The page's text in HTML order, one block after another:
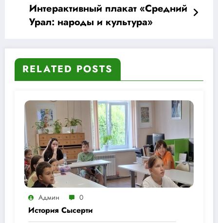
Интерактивный плакат «Средний
Урал: народы и культура»
RELATED POSTS
Админ 0
История Сысерти